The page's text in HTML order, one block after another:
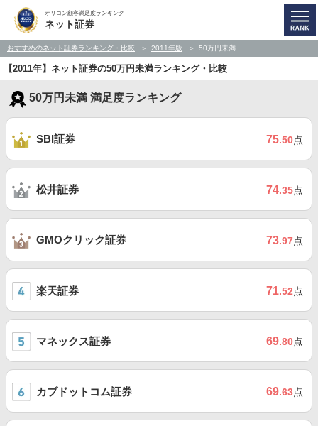
オリコン顧客満足度ランキング
ネット証券
おすすめのネット証券ランキング・比較 2011年版 50万円未満
【2011年】ネット証券の50万円未満ランキング・比較
50万円未満 満足度ランキング
SBI証券 75.50点
松井証券 74.35点
GMOクリック証券 73.97点
楽天証券 71.52点
マネックス証券 69.80点
カブドットコム証券 69.63点